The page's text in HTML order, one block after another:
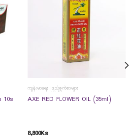
10s
ကျန်းမာရေး ဖြည့်စွက်စာများ
AXE RED FLOWER OIL (35ml)
8,800Ks